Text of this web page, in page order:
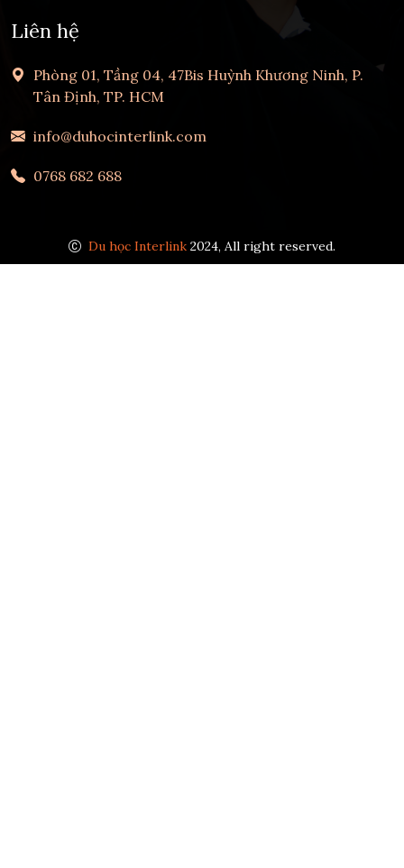
Liên hệ
Phòng 01, Tầng 04, 47Bis Huỳnh Khương Ninh, P.
Tân Định, TP. HCM
info@duhocinterlink.com
0768 682 688
Du học Interlink 2024, All right reserved.